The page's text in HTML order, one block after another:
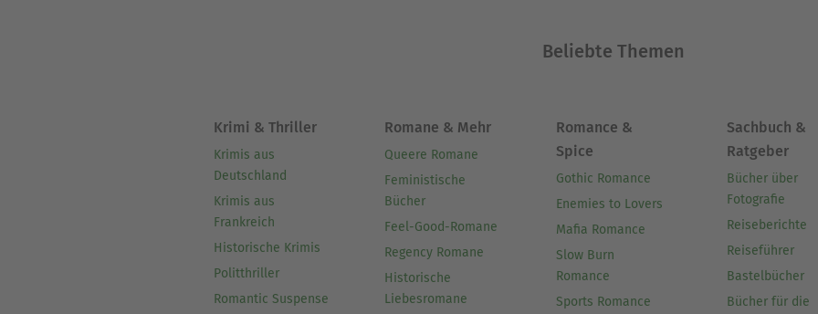
Beliebte Themen
Krimi & Thriller
Krimis aus
Deutschland
Krimis aus
Frankreich
Historische Krimis
Politthriller
Romantic Suspense
Romane & Mehr
Queere Romane
Feministische
Bücher
Feel-Good-Romane
Regency Romane
Historische
Liebesromane
Romance &
Spice
Gothic Romance
Enemies to Lovers
Mafia Romance
Slow Burn
Romance
Sports Romance
Sachbuch &
Ratgeber
Bücher über
Fotografie
Reiseberichte
Reiseführer
Bastelbücher
Bücher für die